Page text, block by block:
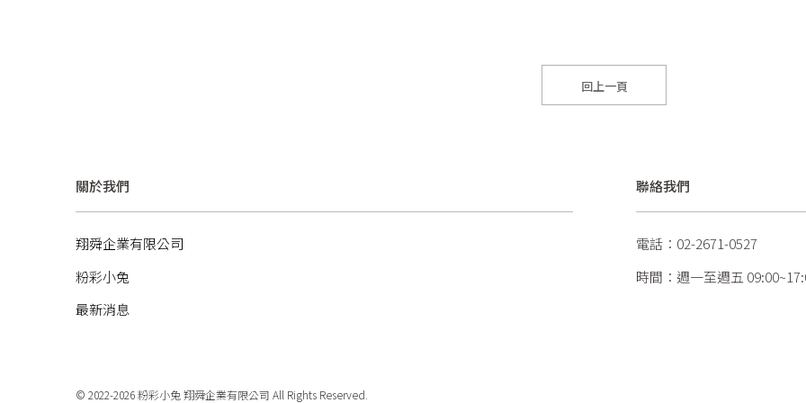
回上一頁
關於我們
翔舜企業有限公司
粉彩小兔
最新消息
聯絡我們
電話：02-2671-0527
時間：週一至週五
© 2022-2026 粉彩小兔 翔舜企業有限公司 All Rights Reserved.